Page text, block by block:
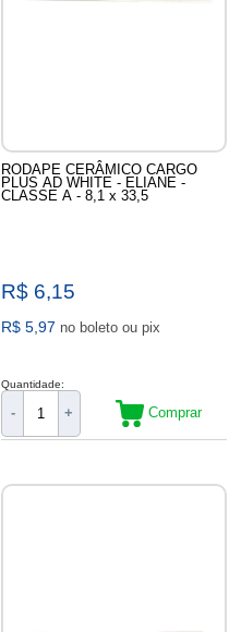
RODAPE CERÂMICO CARGO
PLUS AD WHITE - ELIANE -
CLASSE A - 8,1 x 33,5
R$ 6,15
R$ 5,97 no boleto ou pix
Quantidade:
- + Comprar